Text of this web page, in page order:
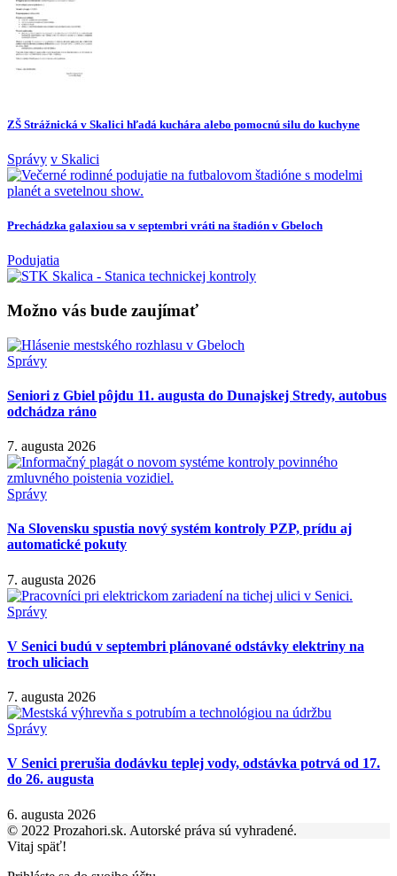
ZŠ Strážnická v Skalici hľadá kuchára alebo pomocnú silu do kuchyne
Správy v Skalici
Prechádzka galaxiou sa v septembri vráti na štadión v Gbeloch
Podujatia
Možno vás bude zaujímať
Správy
Seniori z Gbiel pôjdu 11. augusta do Dunajskej Stredy, autobus
odchádza ráno
7. augusta 2026
Správy
Na Slovensku spustia nový systém kontroly PZP, prídu aj
automatické pokuty
7. augusta 2026
Správy
V Senici budú v septembri plánované odstávky elektriny na
troch uliciach
7. augusta 2026
Správy
V Senici prerušia dodávku teplej vody, odstávka potrvá od 17.
do 26. augusta
6. augusta 2026
© 2022 Prozahori.sk. Autorské práva sú vyhradené.
Vitaj späť!